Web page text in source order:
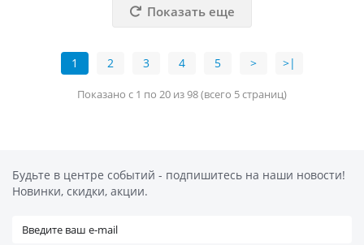
Показать еще
1 2 3 4 5 > >|
Показано с 1 по 20 из 98 (всего 5 страниц)
Будьте в центре событий - подпишитесь на наши новости!
Новинки, скидки, акции.